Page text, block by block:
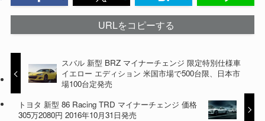
URLをコピーする
スバル 新型 BRZ マイナーチェンジ 限定特別仕様車
イエロー エディション 米国市場で500台限、日本市
場100台定発売
トヨタ 新型 86 Racing TRD マイナーチェンジ 価格
305万2080円 2016年10月31日発売